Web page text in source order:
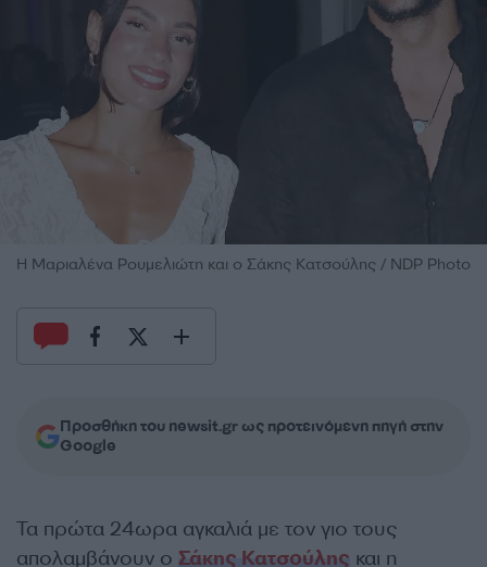
Η Μαριαλένα Ρουμελιώτη και ο Σάκης Κατσούλης / NDP Photo
Προσθήκη του newsit.gr ως προτεινόμενη πηγή στην
Google
Τα πρώτα 24ωρα αγκαλιά με τον γιο τους
απολαμβάνουν ο Σάκης Κατσούλης και η